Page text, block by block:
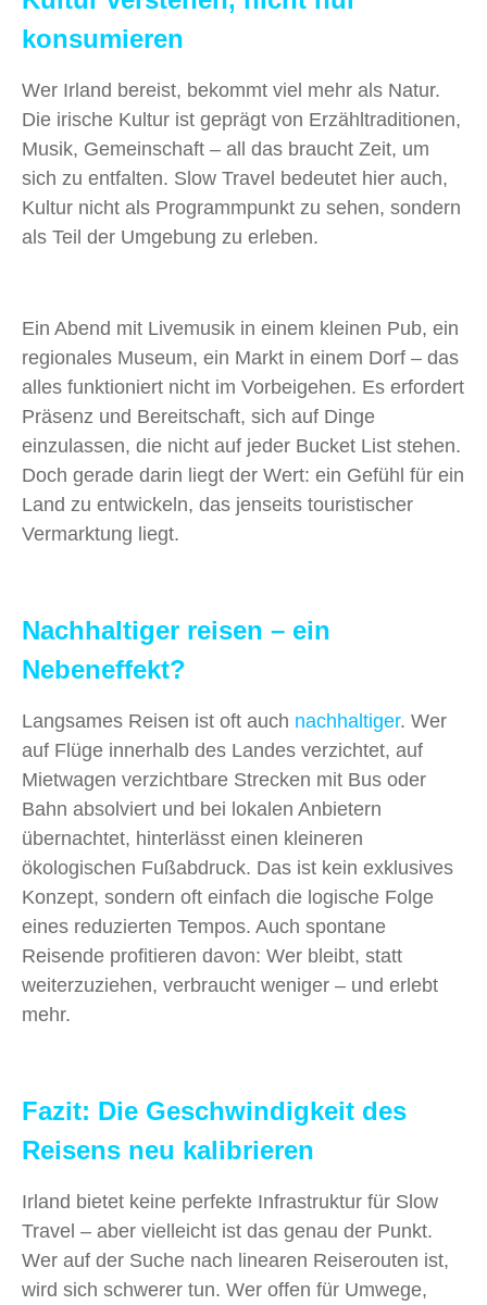
konsumieren
Wer Irland bereist, bekommt viel mehr als Natur.
Die irische Kultur ist geprägt von Erzähltraditionen,
Musik, Gemeinschaft – all das braucht Zeit, um
sich zu entfalten. Slow Travel bedeutet hier auch,
Kultur nicht als Programmpunkt zu sehen, sondern
als Teil der Umgebung zu erleben.
Ein Abend mit Livemusik in einem kleinen Pub, ein
regionales Museum, ein Markt in einem Dorf – das
alles funktioniert nicht im Vorbeigehen. Es erfordert
Präsenz und Bereitschaft, sich auf Dinge
einzulassen, die nicht auf jeder Bucket List stehen.
Doch gerade darin liegt der Wert: ein Gefühl für ein
Land zu entwickeln, das jenseits touristischer
Vermarktung liegt.
Nachhaltiger reisen – ein
Nebeneffekt?
Langsames Reisen ist oft auch nachhaltiger. Wer
auf Flüge innerhalb des Landes verzichtet, auf
Mietwagen verzichtbare Strecken mit Bus oder
Bahn absolviert und bei lokalen Anbietern
übernachtet, hinterlässt einen kleineren
ökologischen Fußabdruck. Das ist kein exklusives
Konzept, sondern oft einfach die logische Folge
eines reduzierten Tempos. Auch spontane
Reisende profitieren davon: Wer bleibt, statt
weiterzuziehen, verbraucht weniger – und erlebt
mehr.
Fazit: Die Geschwindigkeit des
Reisens neu kalibrieren
Irland bietet keine perfekte Infrastruktur für Slow
Travel – aber vielleicht ist das genau der Punkt.
Wer auf der Suche nach linearen Reiserouten ist,
wird sich schwerer tun. Wer offen für Umwege,